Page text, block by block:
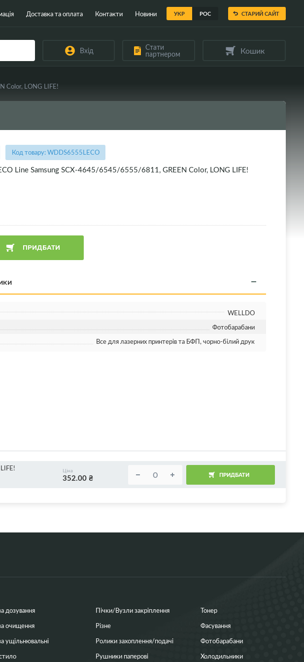
УКР РОС
Доставка та оплата Контакти Новини СТАРИЙ САЙТ
Вхід Стати
партнером Кошик
Color, LONG LIFE!
Код товару: WDDS6555LECO
Line Samsung SCX-4645/6545/6555/6811, GREEN Color, LONG LIFE!
ПРИДБАТИ
WELLDO
Фотобарабани
Все для лазерних принтерів та БФП, чорно-білий друк
Ціна
352.00 ₴ ПРИДБАТИ
дозування
очищення
ущільнювальні
Пічки/Вузли закріплення
Різне
Ролики захоплення/подачі
Рушники паперові
Тонер
Фасування
Фотобарабани
Холодильники